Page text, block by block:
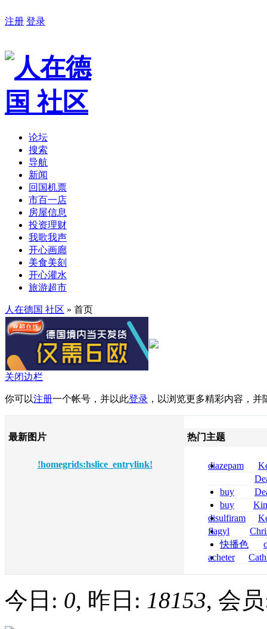
注册 登录
论坛
搜索
导航
新闻
回国机票
市百一店
房屋信息
投资理财
我歌我声
开心画廊
美食美刻
开心灌水
旅游超市
人在德国 社区 » 首页
关闭边栏
你可以注册一个帐号，并以此登录 ，以浏览更多精彩内容，
最新图片
!homegrids:hslice_entrylink!
热门主题
diazepam
per dormire
compresse
tizanidine
sans
buy
pregabalin
pregabalin 300
buy
zolpidem usa
disulfiram
sans
flagyl
senza
flagyl si può co
快播色
综合
acheter
今日: 0, 昨日: 18153, 会